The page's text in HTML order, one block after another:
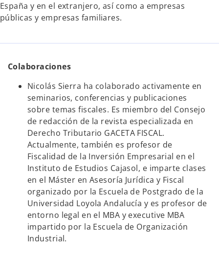
España y en el extranjero, así como a empresas
públicas y empresas familiares.
Colaboraciones
Nicolás Sierra ha colaborado activamente en
seminarios, conferencias y publicaciones
sobre temas fiscales. Es miembro del Consejo
de redacción de la revista especializada en
Derecho Tributario GACETA FISCAL.
Actualmente, también es profesor de
Fiscalidad de la Inversión Empresarial en el
Instituto de Estudios Cajasol, e imparte clases
en el Máster en Asesoría Jurídica y Fiscal
organizado por la Escuela de Postgrado de la
Universidad Loyola Andalucía y es profesor de
entorno legal en el MBA y executive MBA
impartido por la Escuela de Organización
Industrial.